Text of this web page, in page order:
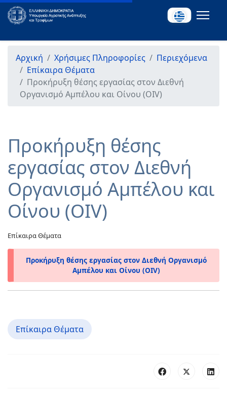
Αρχική Χρήσιμες Πληροφορίες
Περιεχόμενα
Επίκαιρα Θέματα
Προκήρυξη θέσης εργασίας στον Διεθνή
Οργανισμό Αμπέλου και Οίνου (OIV)
Προκήρυξη θέσης
εργασίας στον Διεθνή
Οργανισμό Αμπέλου και
Οίνου (OIV)
Επίκαιρα Θέματα
Προκήρυξη θέσης εργασίας στον Διεθνή Οργανισμό
Αμπέλου και Οίνου (OIV)
Επίκαιρα Θέματα